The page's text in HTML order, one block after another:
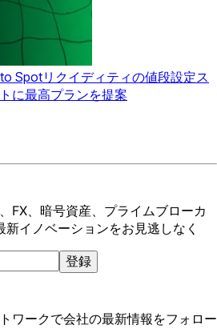
Spotリクイディティの値段設定ス
に最高プランを提案
FX、暗号資産、プライムブローカ
イノベーションをお見逃しなく
登録
ワークで会社の最新情報をフォロー